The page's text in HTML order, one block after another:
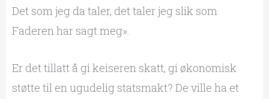
Det som jeg da taler, det taler jeg slik som
Faderen har sagt meg».
Er det tillatt å gi keiseren skatt, gi økonomisk
støtte til en ugudelig statsmakt? De ville ha et